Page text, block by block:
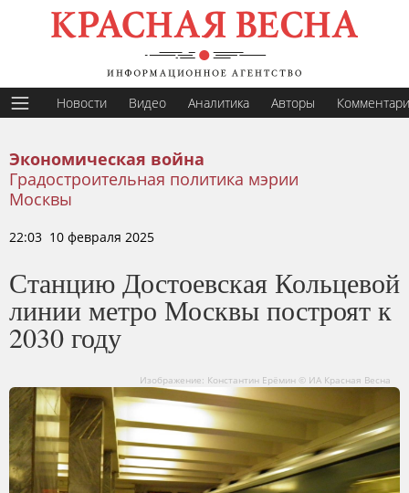
Новости Видео Аналитика Авторы
Экономическая война
Градостроительная политика мэрии
Москвы
22:03 10 февраля 2025
Станцию Достоевская Кольцевой
линии метро Москвы построят к
2030 году
Изображение: Константин Ерёмин © ИА Красная Весна